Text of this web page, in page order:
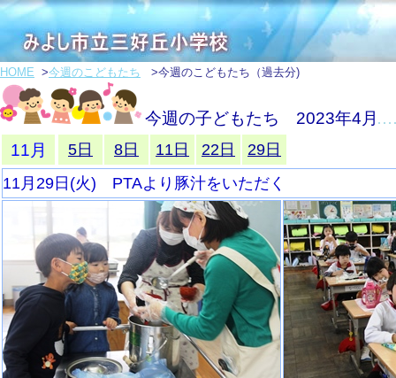
HOME >今週のこどもたち >今週のこどもたち（過去分)
今週の子どもたち 2023年4月
11月
5日 8日 11日 22日
29日
11月29日(火) PTAより豚汁をいただく